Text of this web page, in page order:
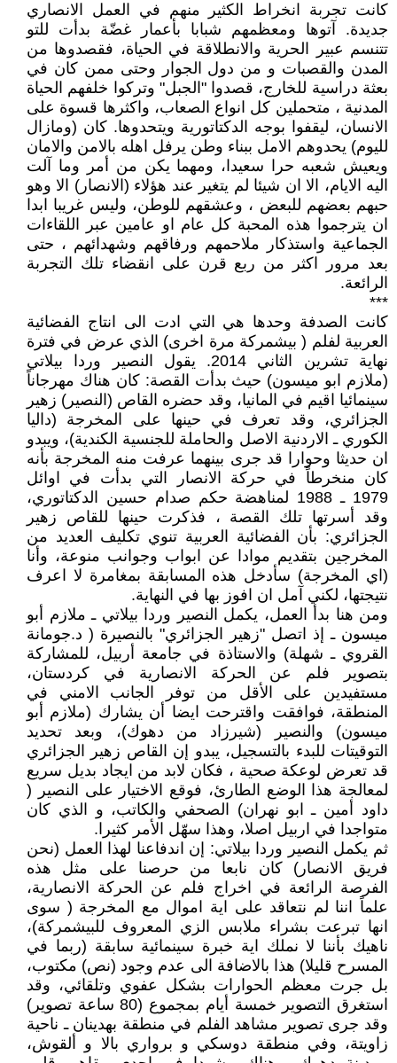
كانت تجربة انخراط الكثير منهم في العمل الانصاري
جديدة. آتوها ومعظمهم شبابا بأعمار غضّة بدأت للتو
تتنسم عبير الحرية والانطلاقة في الحياة، فقصدوها من
المدن والقصبات و من دول الجوار وحتى ممن كان في
بعثة دراسية للخارج، قصدوا "الجبل" وتركوا خلفهم الحياة
المدنية ، متحملين كل انواع الصعاب، واكثرها قسوة على
الانسان، ليقفوا بوجه الدكتاتورية ويتحدوها. كان (ومازال
لليوم) يحدوهم الامل ببناء وطن يرفل اهله بالامن والامان
ويعيش شعبه حرا سعيدا، ومهما يكن من أمر وما آلت
اليه الايام، الا ان شيئا لم يتغير عند هؤلاء (الانصار) الا وهو
حبهم بعضهم للبعض ، وعشقهم للوطن، وليس غريبا ابدا
ان يترجموا هذه المحبة كل عام او عامين عبر اللقاءات
الجماعية واستذكار ملاحمهم ورفاقهم وشهدائهم ، حتى
بعد مرور اكثر من ربع قرن على انقضاء تلك التجربة
الرائعة.
***
كانت الصدفة وحدها هي التي ادت الى انتاج الفضائية
العربية لفلم ( بيشمركة مرة اخرى) الذي عرض في فترة
نهاية تشرين الثاني 2014. يقول النصير وردا بيلاتي
(ملازم ابو ميسون) حيث بدأت القصة: كان هناك مهرجاناً
سينمائيا اقيم في المانيا، وقد حضره القاص (النصير) زهير
الجزائري، وقد تعرف في حينها على المخرجة (داليا
الكوري ـ الاردنية الاصل والحاملة للجنسية الكندية)، ويبدو
ان حديثا وحوارا قد جرى بينهما عرفت منه المخرجة بأنه
كان منخرطاً في حركة الانصار التي بدأت في اوائل
1979 ـ 1988 لمناهضة حكم صدام حسين الدكتاتوري،
وقد أسرتها تلك القصة ، فذكرت حينها للقاص زهير
الجزائري: بأن الفضائية العربية تنوي تكليف العديد من
المخرجين بتقديم موادا عن ابواب وجوانب منوعة، وأنا
(اي المخرجة) سأدخل هذه المسابقة بمغامرة لا اعرف
نتيجتها، لكني آمل ان افوز بها في النهاية.
ومن هنا بدأ العمل، يكمل النصير وردا بيلاتي ـ ملازم أبو
ميسون ـ إذ اتصل "زهير الجزائري" بالنصيرة ( د.جومانة
القروي ـ شهلة) والاستاذة في جامعة أربيل، للمشاركة
بتصوير فلم عن الحركة الانصارية في كردستان،
مستفيدين على الأقل من توفر الجانب الامني في
المنطقة، فوافقت واقترحت ايضا أن يشارك (ملازم أبو
ميسون) والنصير (شيرزاد من دهوك)، وبعد تحديد
التوقيتات للبدء بالتسجيل، يبدو إن القاص زهير الجزائري
قد تعرض لوعكة صحية ، فكان لابد من ايجاد بديل سريع
لمعالجة هذا الوضع الطارئ، فوقع الاختيار على النصير (
داود أمين ـ ابو نهران) الصحفي والكاتب، و الذي كان
متواجدا في اربيل اصلا، وهذا سهّل الأمر كثيرا.
ثم يكمل النصير وردا بيلاتي: إن اندفاعنا لهذا العمل (نحن
فريق الانصار) كان نابعا من حرصنا على مثل هذه
الفرصة الرائعة في اخراج فلم عن الحركة الانصارية،
علماً اننا لم نتعاقد على اية اموال مع المخرجة ( سوى
انها تبرعت بشراء ملابس الزي المعروف للبيشمركة)،
ناهيك بأننا لا نملك اية خبرة سينمائية سابقة (ربما في
المسرح قليلا) هذا بالاضافة الى عدم وجود (نص) مكتوب،
بل جرت معظم الحوارات بشكل عفوي وتلقائي، وقد
استغرق التصوير خمسة أيام بمجموع (80 ساعة تصوير)
وقد جرى تصوير مشاهد الفلم في منطقة بهدينان ـ ناحية
زاويتة، وفي منطقة دوسكي و برواري بالا و ألقوش،